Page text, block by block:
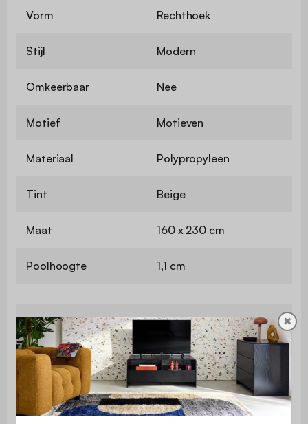
Vorm Rechthoek
Stijl Modern
Omkeerbaar Nee
Motief Motieven
Materiaal Polypropyleen
Tint Beige
Maat 160 x 230 cm
Poolhoogte 1,1 cm
Model
Machinaal
geweven
Dichtheid 2100 g/m²
Gebruik Binnen
✖